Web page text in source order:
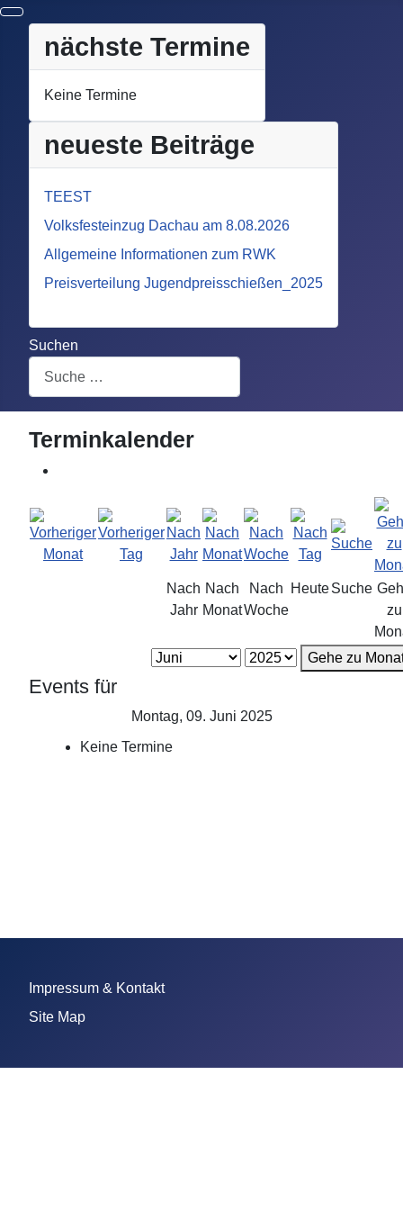
nächste Termine
Keine Termine
neueste Beiträge
TEEST
Volksfesteinzug Dachau am 8.08.2026
Allgemeine Informationen zum RWK
Preisverteilung Jugendpreisschießen_2025
Suchen
Terminkalender
Nach
Jahr
Nach
Monat
Nach
Woche
HeuteSuche
zu
Gehe zu
Events für
Montag, 09. Juni 2025
Keine Termine
Impressum & Kontakt
Site Map